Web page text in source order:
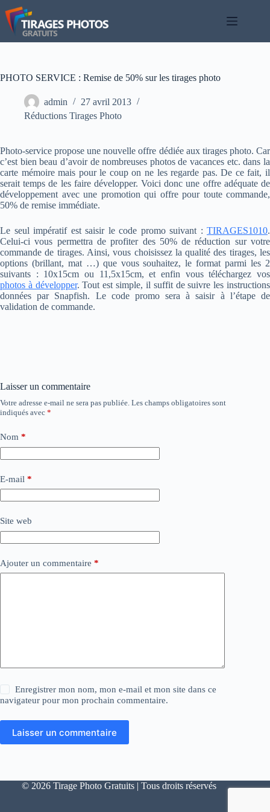
Passer
au
contenu
PHOTO SERVICE : Remise de 50% sur les tirages photo
admin
27 avril 2013
Réductions Tirages Photo
Photo-service propose une nouvelle offre dédiée aux tirages photo. Car
c’est bien beau d’avoir de nombreuses photos de vacances etc. dans la
carte mémoire mais pour le coup on ne les regarde pas. De ce fait, il
serait temps de les faire développer. Voici donc une offre adéquate de
développement avec une promotion qui offre pour toute commande,
50% de remise immédiate.
Le seul impératif est saisir le code promo suivant : TIRAGES1010.
Celui-ci vous permettra de profiter des 50% de réduction sur votre
commande de tirages. Ainsi, vous choisissez la qualité des tirages, les
options (brillant, mat …) que vous souhaitez, le format parmi les 2
suivants : 10x15cm ou 11,5x15cm, et enfin vous téléchargez vos
photos à développer. Tout est simple, il suffit de suivre les instructions
données par Snapfish. Le code promo sera à saisir à l’étape de
validation de commande.
Laisser un commentaire
Votre adresse e-mail ne sera pas publiée. Les champs obligatoires sont
indiqués avec *
Nom *
E-mail *
Site web
Ajouter un commentaire *
Enregistrer mon nom, mon e-mail et mon site dans ce
navigateur pour mon prochain commentaire.
Laisser un commentaire
© 2026 Tirage Photo Gratuits | Tous droits réservés